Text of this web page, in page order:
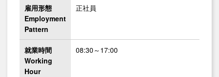
雇用形態
Employment
Pattern
正社員
就業時間
Working
Hour
08:30～17:00